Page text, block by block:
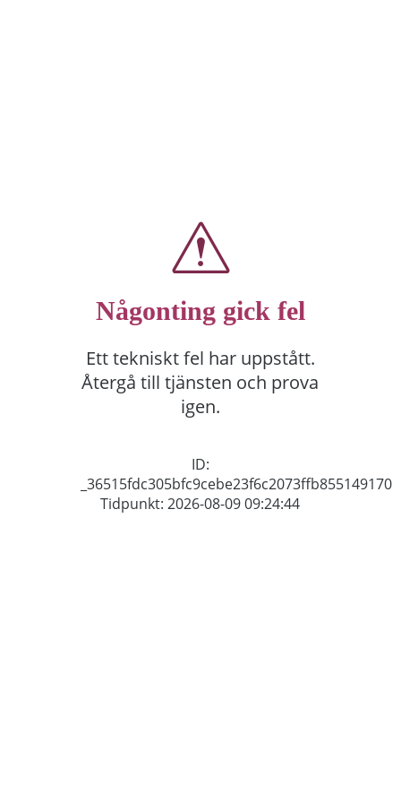
Någonting gick fel
Ett tekniskt fel har uppstått.
Återgå till tjänsten och prova
igen.
ID:
_36515fdc305bfc9cebe23f6c2073ffb855149170
Tidpunkt: 2026-08-09 09:24:44